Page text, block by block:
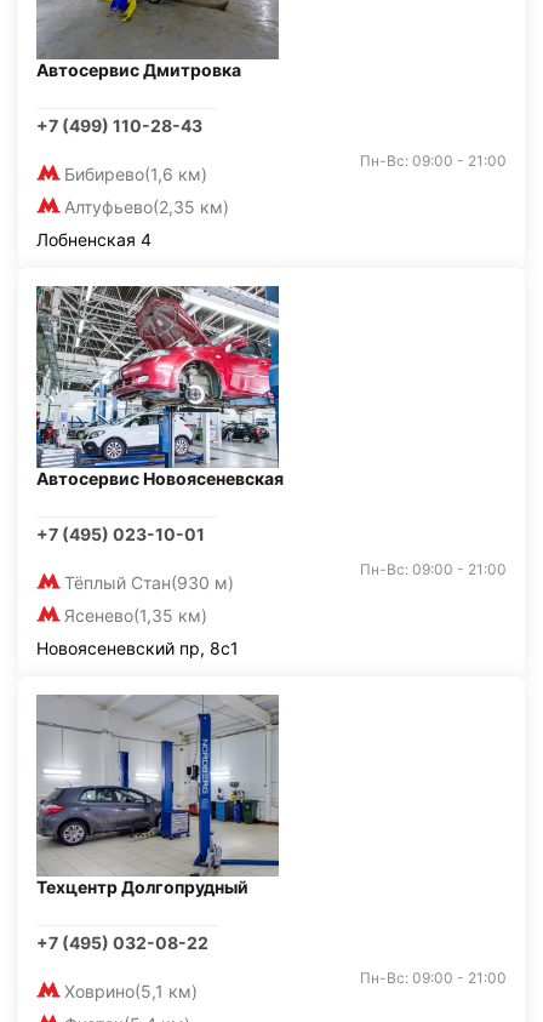
Автосервис Дмитровка
+7 (499) 110-28-43
Бибирево(1,6 км)
Алтуфьево(2,35 км)
Пн-Вс: 09:00 - 21:00
Лобненская 4
Автосервис Новоясеневская
+7 (495) 023-10-01
Тёплый Стан(930 м)
Ясенево(1,35 км)
Пн-Вс: 09:00 - 21:00
Новоясеневский пр, 8с1
Техцентр Долгопрудный
+7 (495) 032-08-22
Ховрино(5,1 км)
Пн-Вс: 09:00 - 21:00